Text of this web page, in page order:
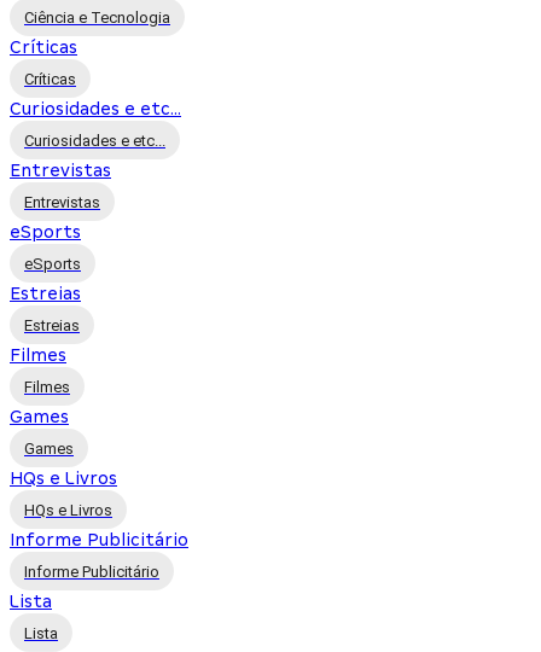
Ciência e Tecnologia
Críticas
Críticas
Curiosidades e etc...
Curiosidades e etc...
Entrevistas
Entrevistas
eSports
eSports
Estreias
Estreias
Filmes
Filmes
Games
Games
HQs e Livros
HQs e Livros
Informe Publicitário
Informe Publicitário
Lista
Lista